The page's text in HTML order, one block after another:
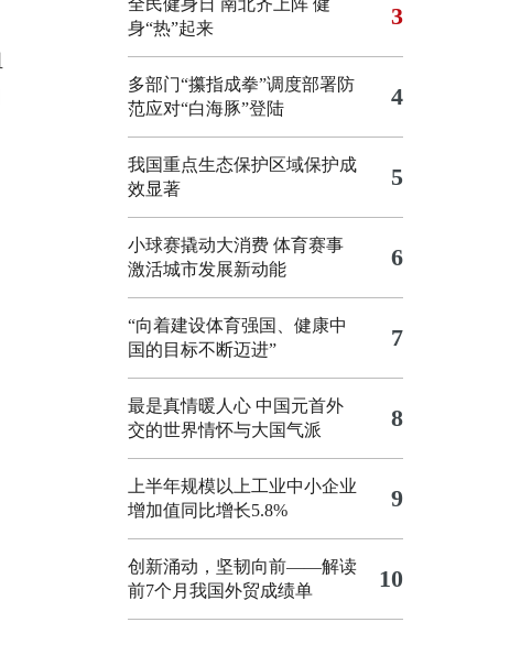
全民健身日 南北齐上阵 健
身“热”起来
3
多部门“攥指成拳”调度部署防
范应对“白海豚”登陆
4
我国重点生态保护区域保护成
效显著
5
小球赛撬动大消费 体育赛事
激活城市发展新动能
6
“向着建设体育强国、健康中
国的目标不断迈进”
7
最是真情暖人心 中国元首外
交的世界情怀与大国气派
8
上半年规模以上工业中小企业
增加值同比增长5.8%
9
创新涌动，坚韧向前——解读
前7个月我国外贸成绩单
10